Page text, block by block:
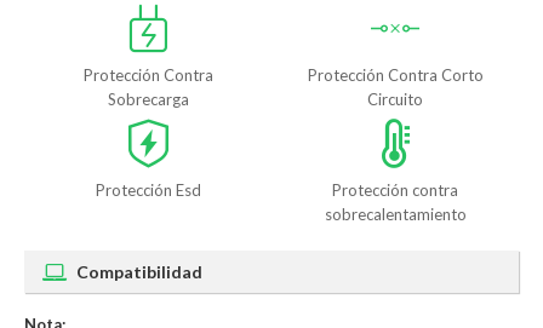
Protección Contra
Sobrecarga
Protección Contra Corto
Circuito
Protección Esd
Protección contra
sobrecalentamiento
Compatibilidad